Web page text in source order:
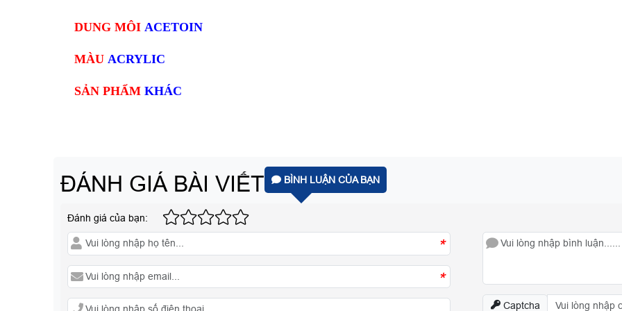
DUNG MÔI ACETOIN
MÀU ACRYLIC
SẢN PHẨM KHÁC
ĐÁNH GIÁ BÀI VIẾT BÌNH LUẬN CỦA BẠN
Đánh giá của bạn:
*
*
Captcha